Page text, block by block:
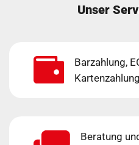
Unser
Barzahlung,
Beratung